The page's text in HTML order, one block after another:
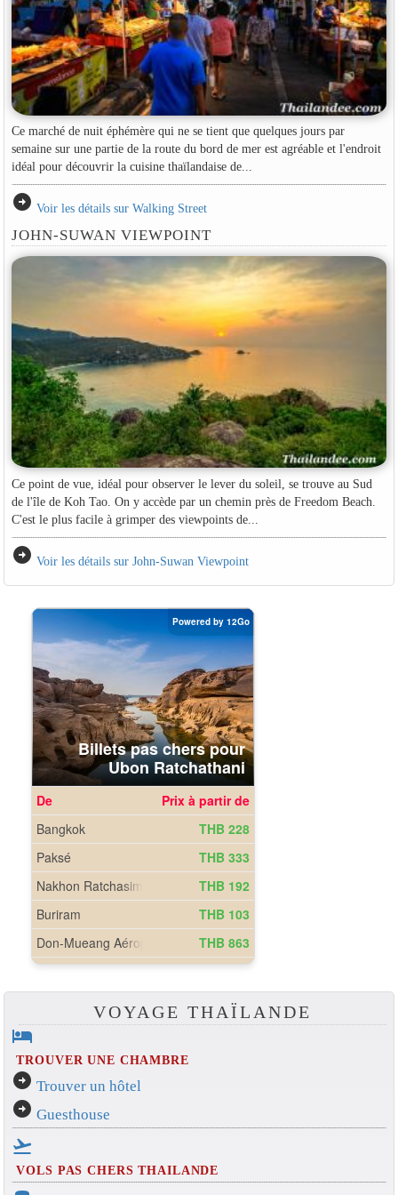
Ce marché de nuit éphémère qui ne se tient que quelques jours par
semaine sur une partie de la route du bord de mer est agréable et l'endroit
idéal pour découvrir la cuisine thaïlandaise de...
arrow_circle_right Voir les détails sur Walking Street
JOHN-SUWAN VIEWPOINT
Ce point de vue, idéal pour observer le lever du soleil, se trouve au Sud
de l'île de Koh Tao. On y accède par un chemin près de Freedom Beach.
C'est le plus facile à grimper des viewpoints de...
arrow_circle_right Voir les détails sur John-Suwan Viewpoint
VOYAGE THAÏLANDE
hotel
TROUVER UNE CHAMBRE
arrow_circle_right Trouver un hôtel
arrow_circle_right Guesthouse
flight_takeoff
VOLS PAS CHERS THAILANDE